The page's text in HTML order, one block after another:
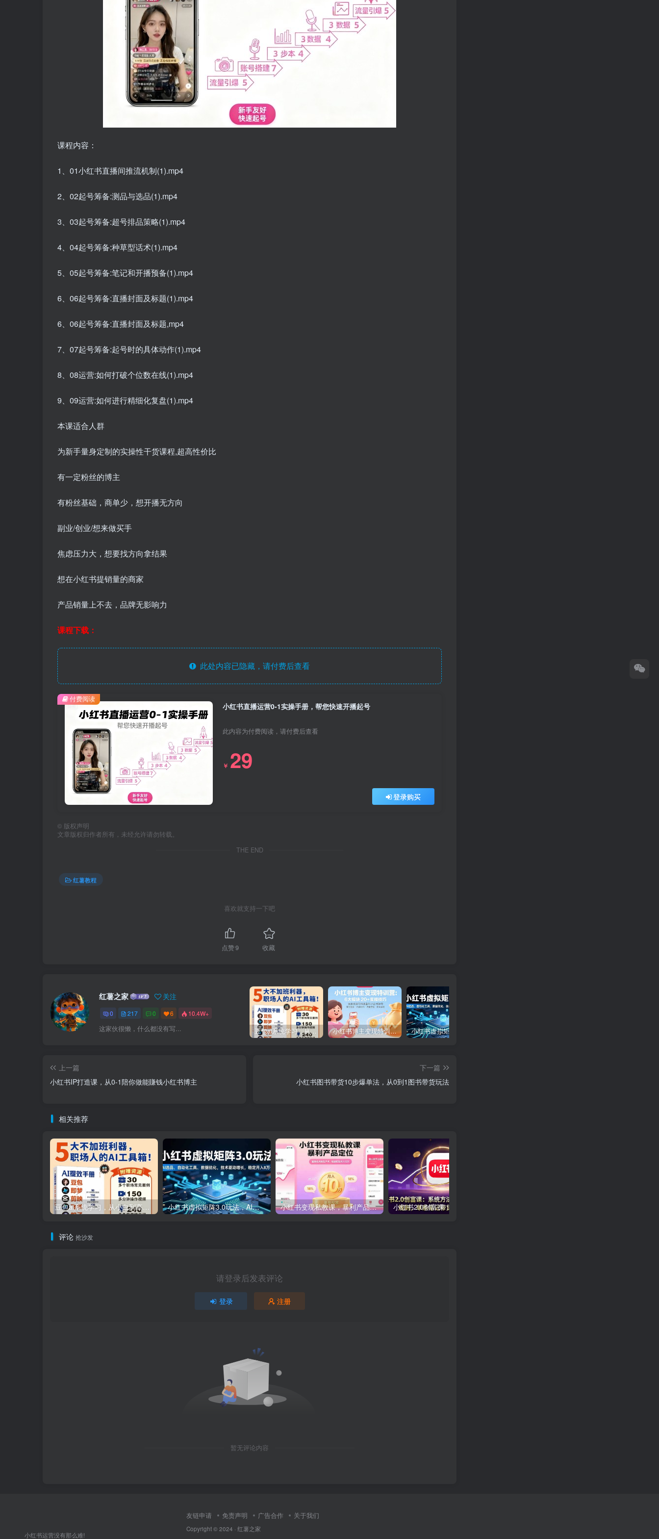
课程内容：
1、01小红书直播间推流机制(1).mp4
2、02起号筹备:测品与选品(1).mp4
3、03起号筹备:超号排品策略(1).mp4
4、04起号筹备:种草型话术(1).mp4
5、05起号筹备:笔记和开播预备(1).mp4
6、06起号筹备:直播封面及标题(1).mp4
6、06起号筹备:直播封面及标题,mp4
7、07起号筹备:起号时的具体动作(1).mp4
8、08运营:如何打破个位数在线(1).mp4
9、09运营:如何进行精细化复盘(1).mp4
本课适合人群
为新手量身定制的实操性干货课程,超高性价比
有一定粉丝的博主
有粉丝基础，商单少，想开播无方向
副业/创业/想来做买手
焦虑压力大，想要找方向拿结果
想在小红书提销量的商家
产品销量上不去，品牌无影响力
课程下载：
此处内容已隐藏，请付费后查看
小红书直播运营0-1实操手册，帮您快速开播起号
此内容为付费阅读，请付费后查看
￥ 29
登录购买
付费阅读
© 版权声明
文章版权归作者所有，未经允许请勿转载。
THE END
红薯教程
喜欢就支持一下吧
点赞9 收藏
红薯之家 关注
0 217 0 6 10.4W+
这家伙很懒，什么都没有写... 豆包ai系统学习，从小白到高手系列 小红书博主变现特训营：6大模块20+实操技巧 快速打造可持续盈利小红书账号
上一篇
小红书IP打造课，从0-1陪你做能賺钱小红书博主
下一篇
小红书图书带货10步爆单法，从0到1图书带货玩法
相关推荐
豆包ai系统学习，从小白到高手系列 小红书虚拟矩阵3.0玩法，AI选品、自动化工具、数据优化，技术驱动增长，稳定月入8万+ 小红书变现私教课，暴利产品定位，高转化内容生产术，快速实现月入10万
评论 抢沙发
请登录后发表评论
登录 注册
暂无评论内容
小红书运营没有那么难!
友链申请 免责声明 广告合作 关于我们
Copyright © 2024 · 红薯之家